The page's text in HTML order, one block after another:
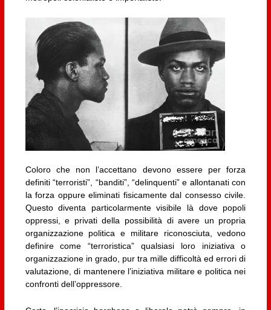
Coloro che non l’accettano devono essere per forza
definiti “terroristi”, “banditi”, “delinquenti” e allontanati con
la forza oppure eliminati fisicamente dal consesso civile.
Questo diventa particolarmente visibile là dove popoli
oppressi, e privati della possibilità di avere un propria
organizzazione politica e militare riconosciuta, vedono
definire come “terroristica” qualsiasi loro iniziativa o
organizzazione in grado, pur tra mille difficoltà ed errori di
valutazione, di mantenere l’iniziativa militare e politica nei
confronti dell’oppressore.